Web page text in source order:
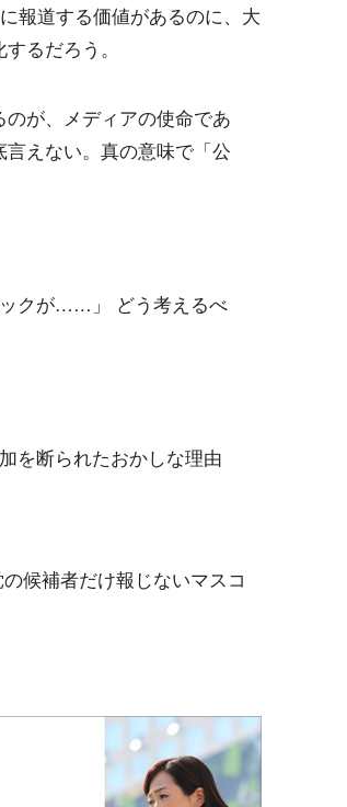
報道する価値があるのに、大
るだろう。
が、メディアの使命であ
えない。真の意味で「公
ックが……」 どう考えるべ
を断られたおかしな理由
候補者だけ報じないマスコ